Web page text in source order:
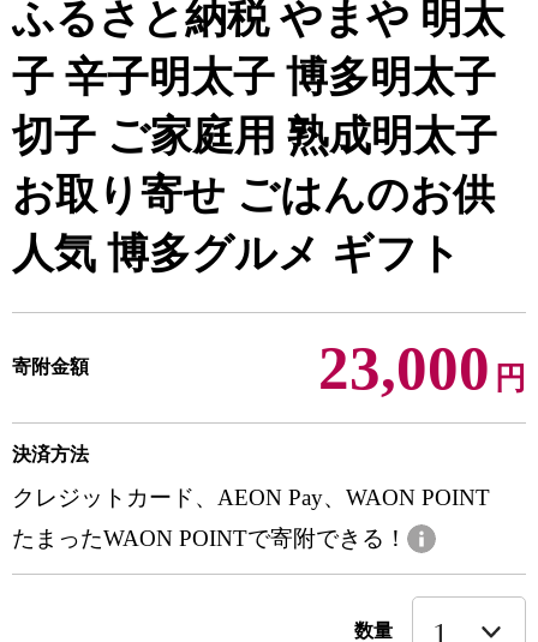
ふるさと納税 やまや 明太
子 辛子明太子 博多明太子
切子 ご家庭用 熟成明太子
お取り寄せ ごはんのお供
人気 博多グルメ ギフト
寄附金額 23,000 円
決済方法
クレジットカード、AEON Pay、WAON POINT
たまったWAON POINTで寄附できる！
数量